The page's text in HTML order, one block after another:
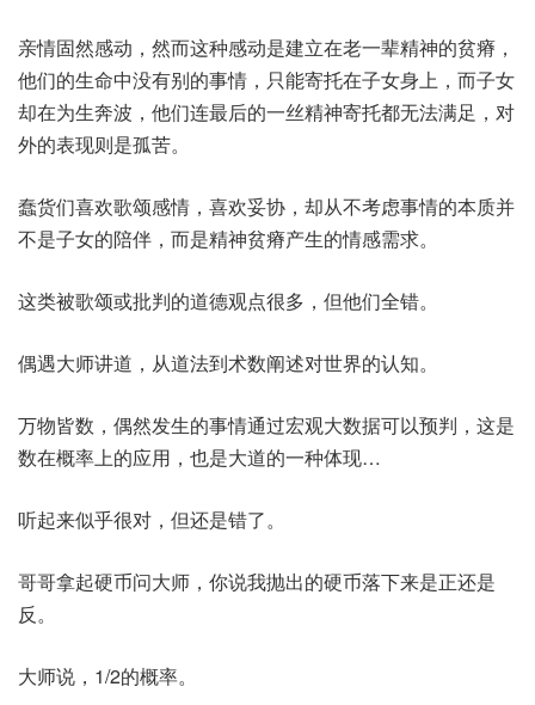
亲情固然感动，然而这种感动是建立在老一辈精神的贫瘠，
他们的生命中没有别的事情，只能寄托在子女身上，而子女
却在为生奔波，他们连最后的一丝精神寄托都无法满足，对
外的表现则是孤苦。
蠢货们喜欢歌颂感情，喜欢妥协，却从不考虑事情的本质并
不是子女的陪伴，而是精神贫瘠产生的情感需求。
这类被歌颂或批判的道德观点很多，但他们全错。
偶遇大师讲道，从道法到术数阐述对世界的认知。
万物皆数，偶然发生的事情通过宏观大数据可以预判，这是
数在概率上的应用，也是大道的一种体现…
听起来似乎很对，但还是错了。
哥哥拿起硬币问大师，你说我抛出的硬币落下来是正还是
反。
大师说，1/2的概率。